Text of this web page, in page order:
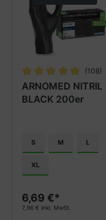
ARNOMED NITRIL
BLACK 200er
Durchschnittliche
(108)
S M L
XL
6,69 €*
7,96 € inkl. MwSt.